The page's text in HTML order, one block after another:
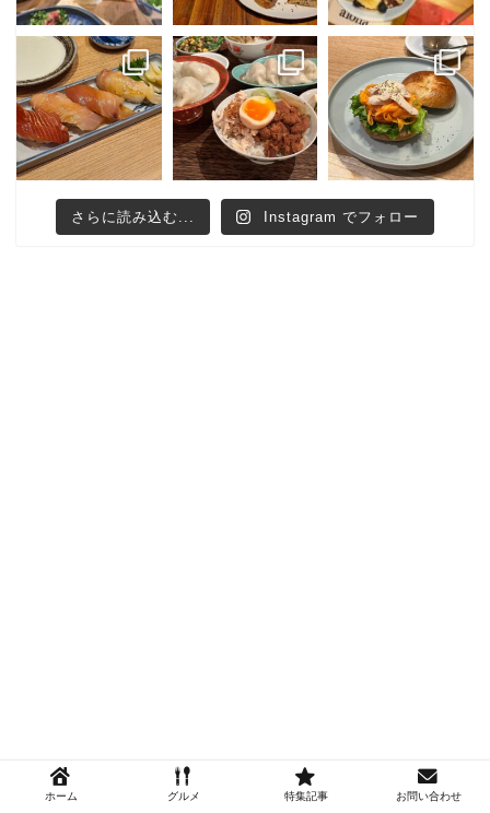
さらに読み込む... Instagram でフォロー
ホーム グルメ 特集記事 お問い合わせ